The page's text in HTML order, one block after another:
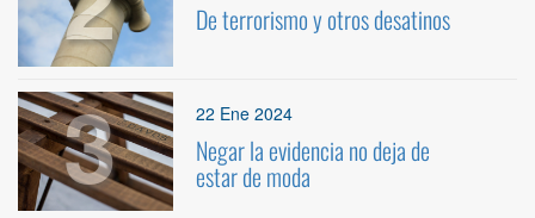
De terrorismo y otros desatinos
3 22 Ene 2024
Negar la evidencia no deja de
estar de moda